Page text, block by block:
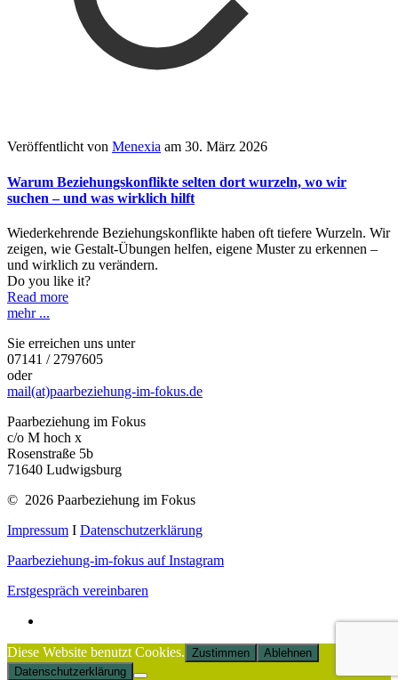
Veröffentlicht von Menexia am 30. März 2026
Warum Beziehungskonflikte selten dort wurzeln, wo wir
suchen – und was wirklich hilft
Wiederkehrende Beziehungskonflikte haben oft tiefere Wurzeln. Wir
zeigen, wie Gestalt-Übungen helfen, eigene Muster zu erkennen –
und wirklich zu verändern.
Do you like it?
Read more
mehr ...
Sie erreichen uns unter
07141 / 2797605
oder
mail(at)paarbeziehung-im-fokus.de
Paarbeziehung im Fokus
c/o M hoch x
Rosenstraße 5b
71640 Ludwigsburg
© 2026 Paarbeziehung im Fokus
Impressum I Datenschutzerklärung
Paarbeziehung-im-fokus auf Instagram
Erstgespräch vereinbaren
Diese Website benutzt Cookies. Zustimmen
Ablehnen
Datenschutzerklärung